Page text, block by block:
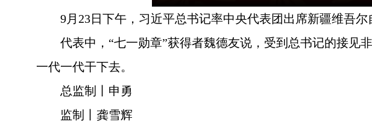
9月23日下午，习近平总书记率中央代表团出席新疆维吾
代表中，“七一勋章”获得者魏德友说，受到总书记的接见
一代一代干下去。
总监制丨申勇
监制丨龚雪辉